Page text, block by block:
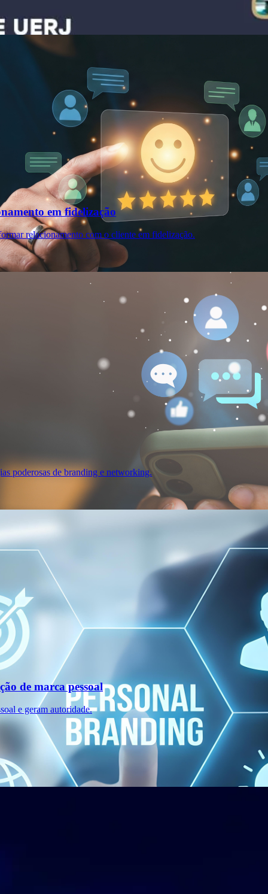
em fidelização
relacionamento com o cliente em fidelização.
poderosas de branding e networking.
de marca pessoal
e geram autoridade.